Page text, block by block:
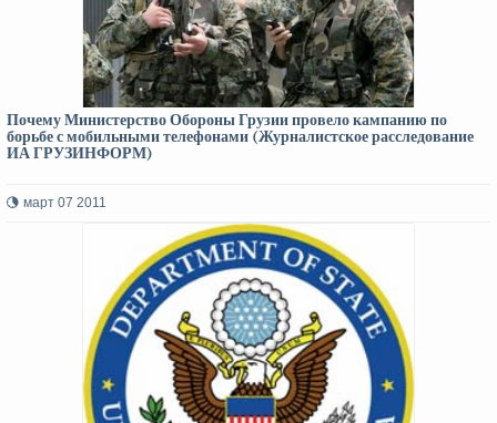
Почему Министерство Обороны Грузии провело кампанию по
борьбе с мобильными телефонами (Журналистское расследование
ИА ГРУЗИНФОРМ)
март 07 2011